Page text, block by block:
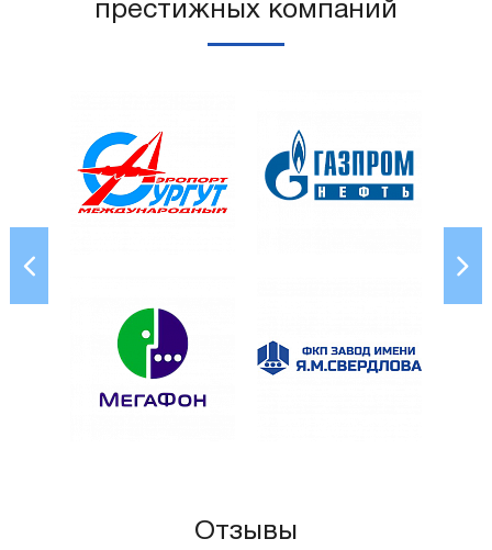
престижных компаний
Отзывы